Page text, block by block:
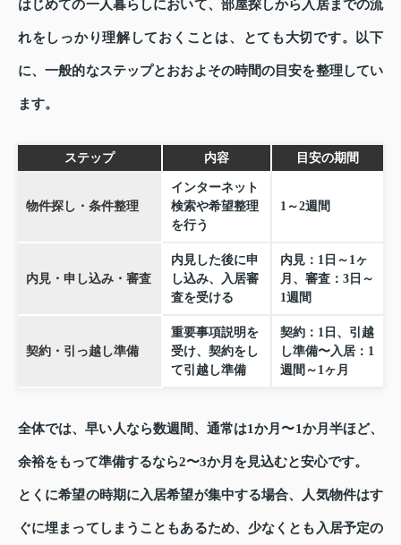
はじめての一人暮らしにおいて、部屋探しから入居までの流
れをしっかり理解しておくことは、とても大切です。以下
に、一般的なステップとおおよその時間の目安を整理してい
ます。
ステップ 内容 目安の期間
物件探し・条件整理
インターネット
検索や希望整理
を行う
1～2週間
内見・申し込み・審査
内見した後に申
し込み、入居審
査を受ける
内見：1日～1ヶ
月、審査：3日～
1週間
契約・引っ越し準備
重要事項説明を
受け、契約をし
て引越し準備
契約：1日、引越
し準備〜入居：1
週間～1ヶ月
全体では、早い人なら数週間、通常は1か月〜1か月半ほど、
余裕をもって準備するなら2〜3か月を見込むと安心です。
とくに希望の時期に入居希望が集中する場合、人気物件はす
ぐに埋まってしまうこともあるため、少なくとも入居予定の